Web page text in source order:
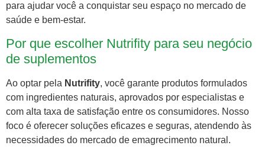
para ajudar você a conquistar seu espaço no mercado de
saúde e bem-estar.
Por que escolher Nutrifity para seu negócio
de suplementos
Ao optar pela Nutrifity, você garante produtos formulados
com ingredientes naturais, aprovados por especialistas e
com alta taxa de satisfação entre os consumidores. Nosso
foco é oferecer soluções eficazes e seguras, atendendo às
necessidades do mercado de emagrecimento natural.